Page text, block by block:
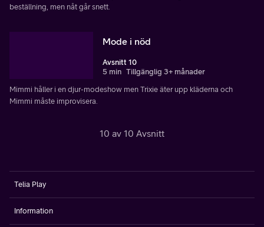
beställning, men nåt går snett.
Mode i nöd
Avsnitt 10
5 min Tillgänglig 3+ månader
Mimmi håller i en djur-modeshow men Trixie äter upp kläderna och
Mimmi måste improvisera.
10 av 10 Avsnitt
Telia Play
Information